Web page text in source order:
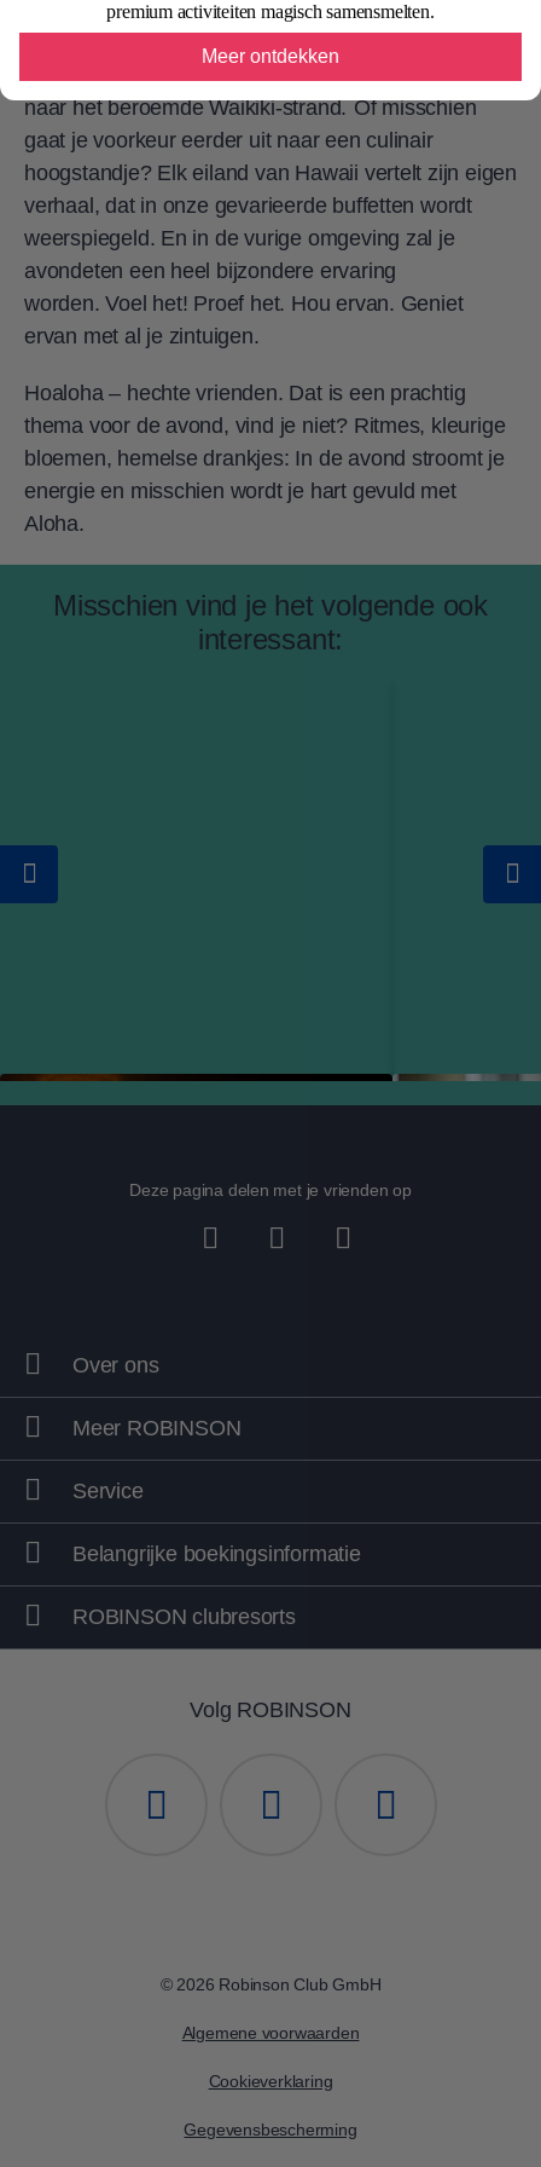
premium activiteiten magisch samensmelten.
Meer ontdekken
mousserend drankje in je hand? Met de
Sundowners in onze prachtige ROBINSON-
paradijzen vieren we de natuur en vervoeren we je
naar het beroemde Waikiki-strand.Of misschien
gaat je voorkeur eerder uit naar een culinair
hoogstandje? Elk eiland van Hawaii vertelt zijn eigen
verhaal, dat in onze gevarieerde buffetten wordt
weerspiegeld. En in de vurige omgeving zal je
avondeten een heel bijzondere ervaring
worden. Voel het! Proef het. Hou ervan. Geniet
ervan met al je zintuigen.
Hoaloha – hechte vrienden. Dat is een prachtig
thema voor de avond, vind je niet? Ritmes, kleurige
bloemen, hemelse drankjes: In de avond stroomt je
energie en misschien wordt je hart gevuld met
Aloha.
Misschien vind je het volgende ook
interessant:
Deze pagina delen met je vrienden op
Over ons
Meer ROBINSON
Service
Belangrijke boekingsinformatie
ROBINSON clubresorts
Volg ROBINSON
© 2026 Robinson Club GmbH
Algemene voorwaarden
Cookieverklaring
Gegevensbescherming